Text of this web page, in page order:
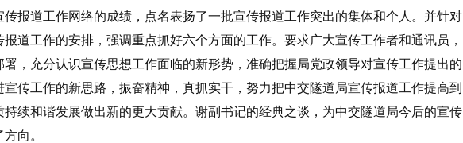
报道工作网络的成绩，点名表扬了一批宣传报道工作突出的集体和个人。并针对
道工作的安排，强调重点抓好六个方面的工作。要求广大宣传工作者和通讯员，
，充分认识宣传思想工作面临的新形势，准确把握局党政领导对宣传工作提出的
传工作的新思路，振奋精神，真抓实干，努力把中交隧道局宣传报道工作提高到
续和谐发展做出新的更大贡献。谢副书记的经典之谈，为中交隧道局今后的宣传
向。